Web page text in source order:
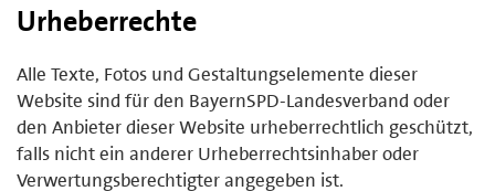
Urheberrechte
Alle Texte, Fotos und Gestaltungselemente dieser
Website sind für den BayernSPD-Landesverband oder
den Anbieter dieser Website urheberrechtlich geschützt,
falls nicht ein anderer Urheberrechtsinhaber oder
Verwertungsberechtigter angegeben ist.